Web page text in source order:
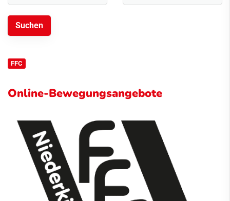
FFC
Online-Bewegungsangebote